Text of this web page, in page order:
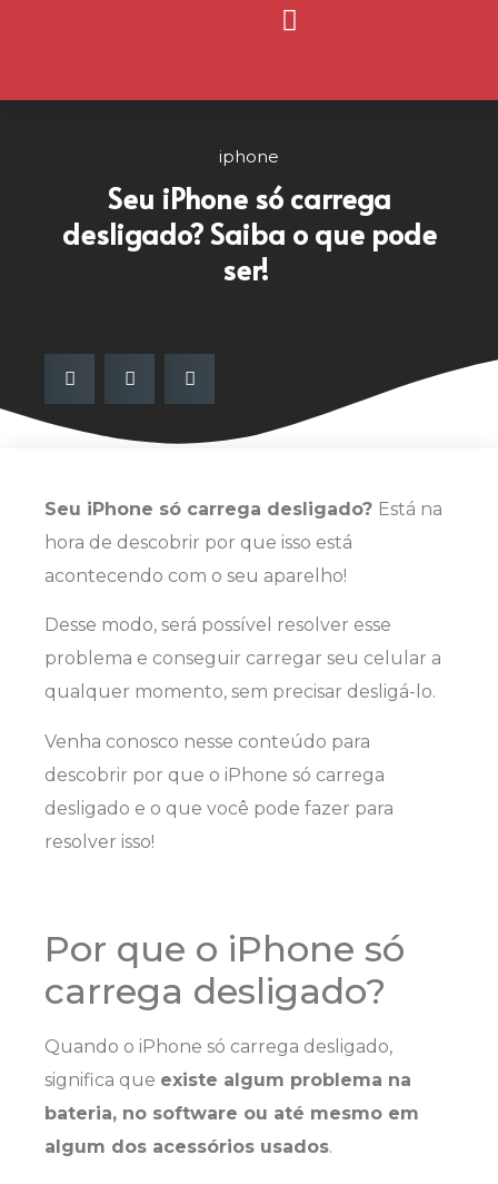
iphone
Seu iPhone só carrega
desligado? Saiba o que pode
ser!
Seu iPhone só carrega desligado? Está na
hora de descobrir por que isso está
acontecendo com o seu aparelho!
Desse modo, será possível resolver esse
problema e conseguir carregar seu celular a
qualquer momento, sem precisar desligá-lo.
Venha conosco nesse conteúdo para
descobrir por que o iPhone só carrega
desligado e o que você pode fazer para
resolver isso!
Por que o iPhone só
carrega desligado?
Quando o iPhone só carrega desligado,
significa que existe algum problema na
bateria, no software ou até mesmo em
algum dos acessórios usados.